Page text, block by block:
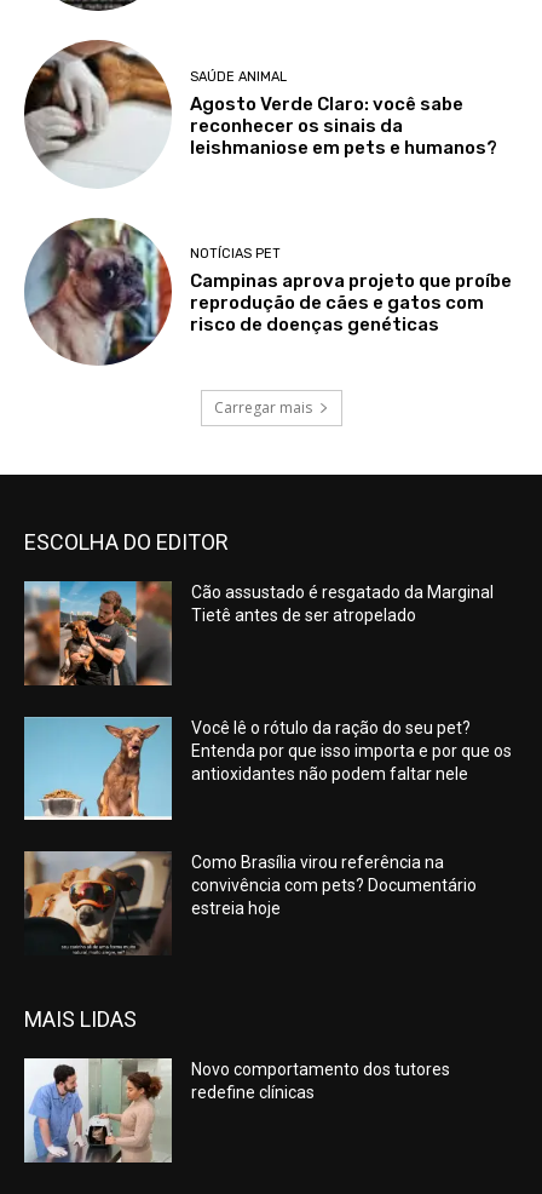
SAÚDE ANIMAL
Agosto Verde Claro: você sabe
reconhecer os sinais da
leishmaniose em pets e humanos?
NOTÍCIAS PET
Campinas aprova projeto que proíbe
reprodução de cães e gatos com
risco de doenças genéticas
Carregar mais
ESCOLHA DO EDITOR
Cão assustado é resgatado da Marginal
Tietê antes de ser atropelado
Você lê o rótulo da ração do seu pet?
Entenda por que isso importa e por que os
antioxidantes não podem faltar nele
Como Brasília virou referência na
convivência com pets? Documentário
estreia hoje
MAIS LIDAS
Novo comportamento dos tutores
redefine clínicas